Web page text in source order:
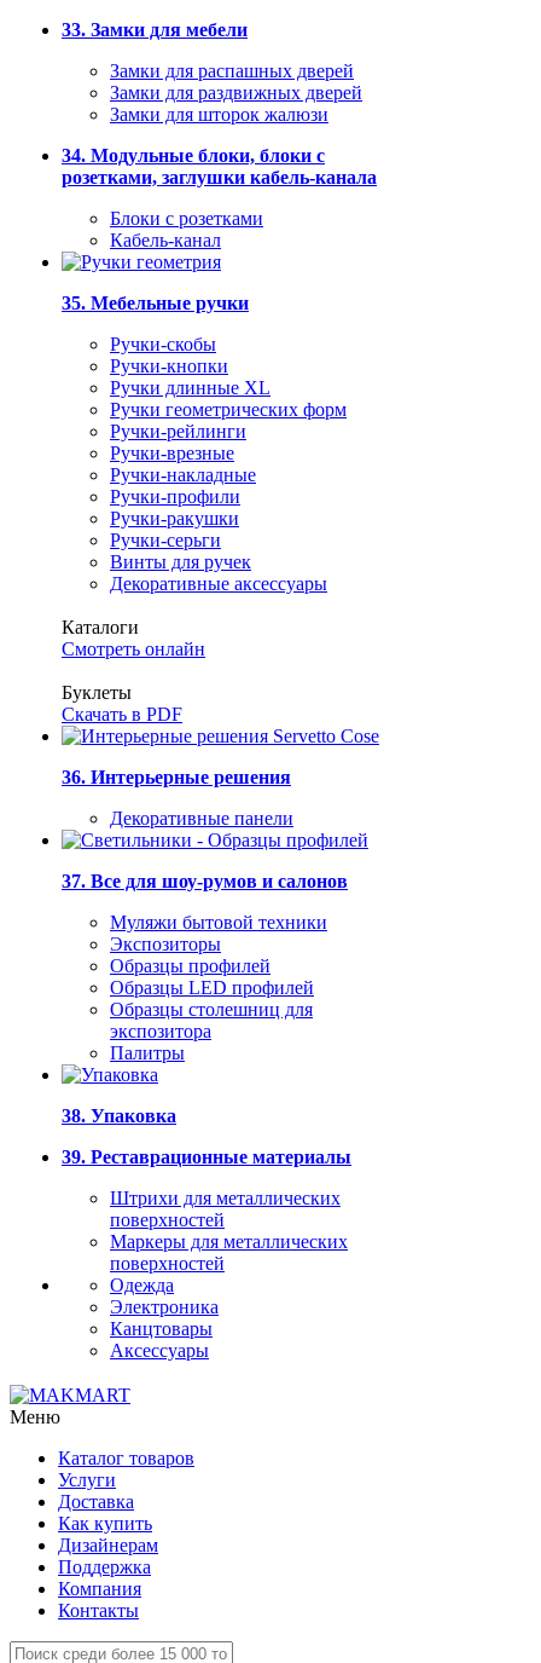
33. Замки для мебели
Замки для распашных дверей
Замки для раздвижных дверей
Замки для шторок жалюзи
34. Модульные блоки, блоки с
розетками, заглушки кабель-канала
Блоки с розетками
Кабель-канал
35. Мебельные ручки
Ручки-скобы
Ручки-кнопки
Ручки длинные XL
Ручки геометрических форм
Ручки-рейлинги
Ручки-врезные
Ручки-накладные
Ручки-профили
Ручки-ракушки
Ручки-серьги
Винты для ручек
Декоративные аксессуары
Каталоги
Смотреть онлайн
Буклеты
Скачать в PDF
36. Интерьерные решения
Декоративные панели
37. Все для шоу-румов и салонов
Муляжи бытовой техники
Экспозиторы
Образцы профилей
Образцы LED профилей
Образцы столешниц для
экспозитора
Палитры
38. Упаковка
39. Реставрационные материалы
Штрихи для металлических
поверхностей
Маркеры для металлических
поверхностей
Одежда
Электроника
Канцтовары
Аксессуары
Меню
Каталог товаров
Услуги
Доставка
Как купить
Дизайнерам
Поддержка
Компания
Контакты